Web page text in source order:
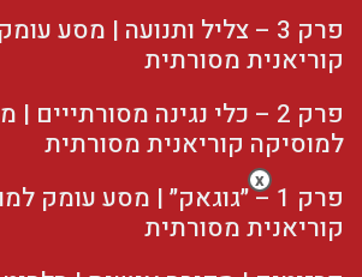
פרק 3 – צליל ותנועה | מסע
קוריאנית מסורתית
פרק 2 – כלי נגינה
למוסיקה קוריאנית מסורתית
פרק 1 – ״גוגאק״ | מסע עומק
קוריאנית מסורתית
x